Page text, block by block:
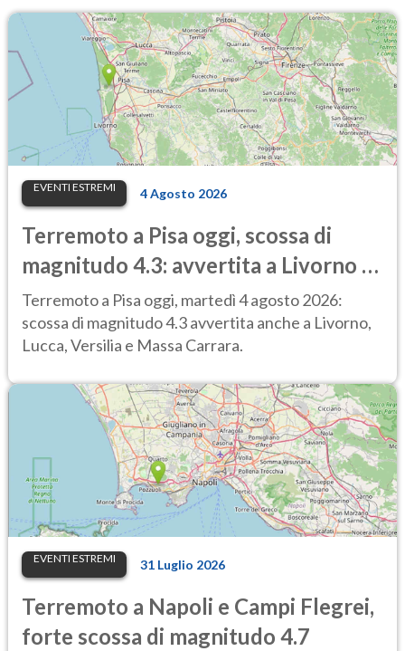
EVENTI ESTREMI 4 Agosto 2026
Terremoto a Pisa oggi, scossa di
magnitudo 4.3: avvertita a Livorno e
Lucca, treni sospesi
Terremoto a Pisa oggi, martedì 4 agosto 2026:
scossa di magnitudo 4.3 avvertita anche a Livorno,
Lucca, Versilia e Massa Carrara.
EVENTI ESTREMI 31 Luglio 2026
Terremoto a Napoli e Campi Flegrei,
forte scossa di magnitudo 4.7